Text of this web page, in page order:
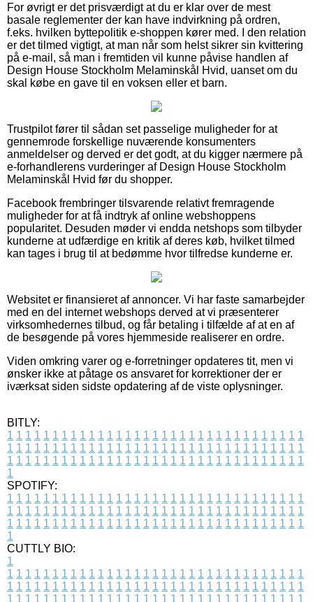
For øvrigt er det prisværdigt at du er klar over de mest
basale reglementer der kan have indvirkning på ordren,
f.eks. hvilken byttepolitik e-shoppen kører med. I den relation
er det tilmed vigtigt, at man når som helst sikrer sin kvittering
på e-mail, så man i fremtiden vil kunne påvise handlen af
Design House Stockholm Melaminskål Hvid, uanset om du
skal købe en gave til en voksen eller et barn.
Trustpilot fører til sådan set passelige muligheder for at
gennemrode forskellige nuværende konsumenters
anmeldelser og derved er det godt, at du kigger nærmere på
e-forhandlerens vurderinger af Design House Stockholm
Melaminskål Hvid før du shopper.
Facebook frembringer tilsvarende relativt fremragende
muligheder for at få indtryk af online webshoppens
popularitet. Desuden møder vi endda netshops som tilbyder
kunderne at udfærdige en kritik af deres køb, hvilket tilmed
kan tages i brug til at bedømme hvor tilfredse kunderne er.
Websitet er finansieret af annoncer. Vi har faste samarbejder
med en del internet webshops derved at vi præsenterer
virksomhedernes tilbud, og får betaling i tilfælde af at en af
de besøgende på vores hjemmeside realiserer en ordre.
Viden omkring varer og e-forretninger opdateres tit, men vi
ønsker ikke at påtage os ansvaret for korrektioner der er
iværksat siden sidste opdatering af de viste oplysninger.
BITLY:
1 1 1 1 1 1 1 1 1 1 1 1 1 1 1 1 1 1 1 1 1 1 1 1 1 1 1 1 1 1 1 1 1
1 1 1 1 1 1 1 1 1 1 1 1 1 1 1 1 1 1 1 1 1 1 1 1 1 1 1 1 1 1 1 1 1
1 1 1 1 1 1 1 1 1 1 1 1 1 1 1 1 1 1 1 1 1 1 1 1 1 1 1 1 1 1 1 1 1
1
SPOTIFY:
1 1 1 1 1 1 1 1 1 1 1 1 1 1 1 1 1 1 1 1 1 1 1 1 1 1 1 1 1 1 1 1 1
1 1 1 1 1 1 1 1 1 1 1 1 1 1 1 1 1 1 1 1 1 1 1 1 1 1 1 1 1 1 1 1 1
1 1 1 1 1 1 1 1 1 1 1 1 1 1 1 1 1 1 1 1 1 1 1 1 1 1 1 1 1 1 1 1 1
1
CUTTLY BIO:
1
1 1 1 1 1 1 1 1 1 1 1 1 1 1 1 1 1 1 1 1 1 1 1 1 1 1 1 1 1 1 1 1 1
1 1 1 1 1 1 1 1 1 1 1 1 1 1 1 1 1 1 1 1 1 1 1 1 1 1 1 1 1 1 1 1 1
1 1 1 1 1 1 1 1 1 1 1 1 1 1 1 1 1 1 1 1 1 1 1 1 1 1 1 1 1 1 1 1 1